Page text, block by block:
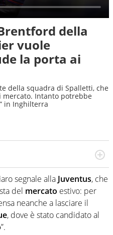
della
vuole
la porta ai
della squadra di Spalletti, che
mercato. Intanto potrebbe
in Inghilterra
per Virgilio Sport segue anche
che esalta competenze e
di HaBaWaBa, il più
per bambini al mondo
segnale alla Juventus, che
del mercato estivo: per
neanche a lasciare il
, dove è stato candidato al
”.